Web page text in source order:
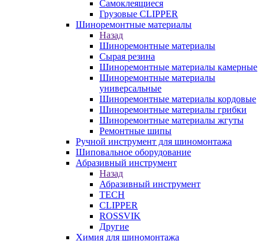
Самоклеящиеся
Грузовые CLIPPER
Шиноремонтные материалы
Назад
Шиноремонтные материалы
Сырая резина
Шиноремонтные материалы камерные
Шиноремонтные материалы
универсальные
Шиноремонтные материалы кордовые
Шиноремонтные материалы грибки
Шиноремонтные материалы жгуты
Ремонтные шипы
Ручной инструмент для шиномонтажа
Шиповальное оборудование
Абразивный инструмент
Назад
Абразивный инструмент
TECH
CLIPPER
ROSSVIK
Другие
Химия для шиномонтажа